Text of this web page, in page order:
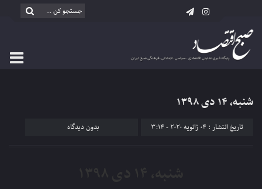
شنبه، ۱۴ دی ۱۳۹۸
تاریخ انتشار : 04 ژانویه 2020 - 3:14 بدون دیدگاه